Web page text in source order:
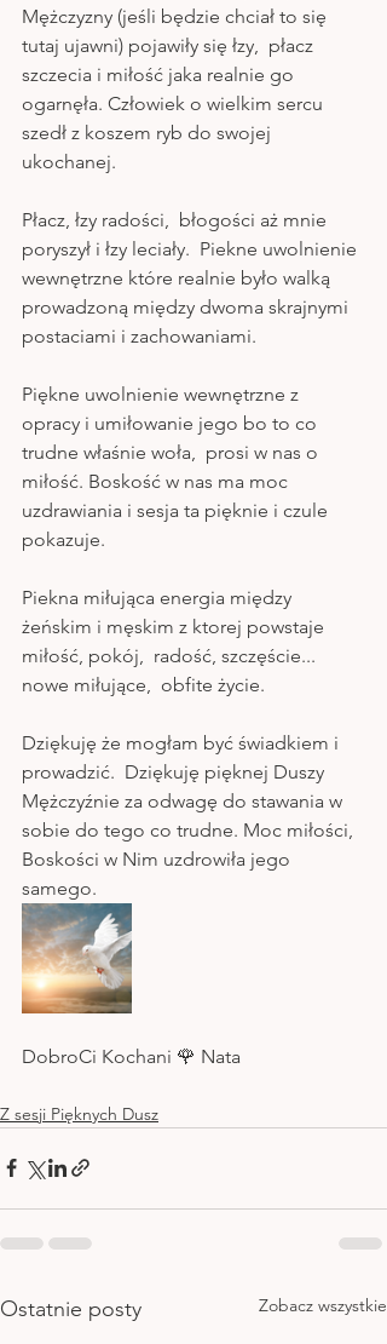
Mężczyzny (jeśli będzie chciał to się
tutaj ujawni) pojawiły się łzy,  płacz
szczecia i miłość jaka realnie go
ogarnęła. Człowiek o wielkim sercu
szedł z koszem ryb do swojej
ukochanej.
Płacz, łzy radości,  błogości aż mnie
poryszył i łzy leciały.  Piekne uwolnienie
wewnętrzne które realnie było walką
prowadzoną między dwoma skrajnymi
postaciami i zachowaniami.
Piękne uwolnienie wewnętrzne z
opracy i umiłowanie jego bo to co
trudne właśnie woła,  prosi w nas o
miłość. Boskość w nas ma moc
uzdrawiania i sesja ta pięknie i czule
pokazuje.
Piekna miłująca energia między
żeńskim i męskim z ktorej powstaje
miłość, pokój,  radość, szczęście...
nowe miłujące,  obfite życie.
Dziękuję że mogłam być świadkiem i
prowadzić.  Dziękuję pięknej Duszy
Mężczyźnie za odwagę do stawania w
sobie do tego co trudne. Moc miłości,
Boskości w Nim uzdrowiła jego
samego.
DobroCi Kochani 🌹 Nata
Z sesji Pięknych Dusz
Ostatnie posty Zobacz wszystkie